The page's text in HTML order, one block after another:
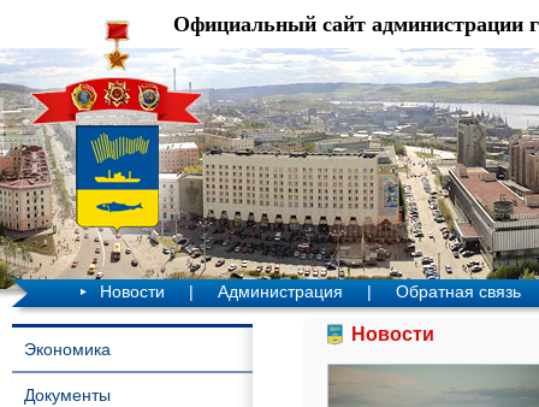
Официальный сайт администрации
Новости | Администрация | Обратная связь
Экономика
Документы
Новости